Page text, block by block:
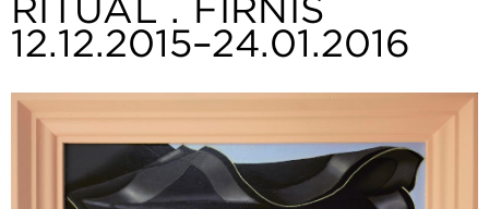
EN
FR
Leichte Sprache
12.12.2015–24.01.2016